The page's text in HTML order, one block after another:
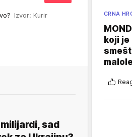
Izvor: Kurir
sad
CRNA
koji